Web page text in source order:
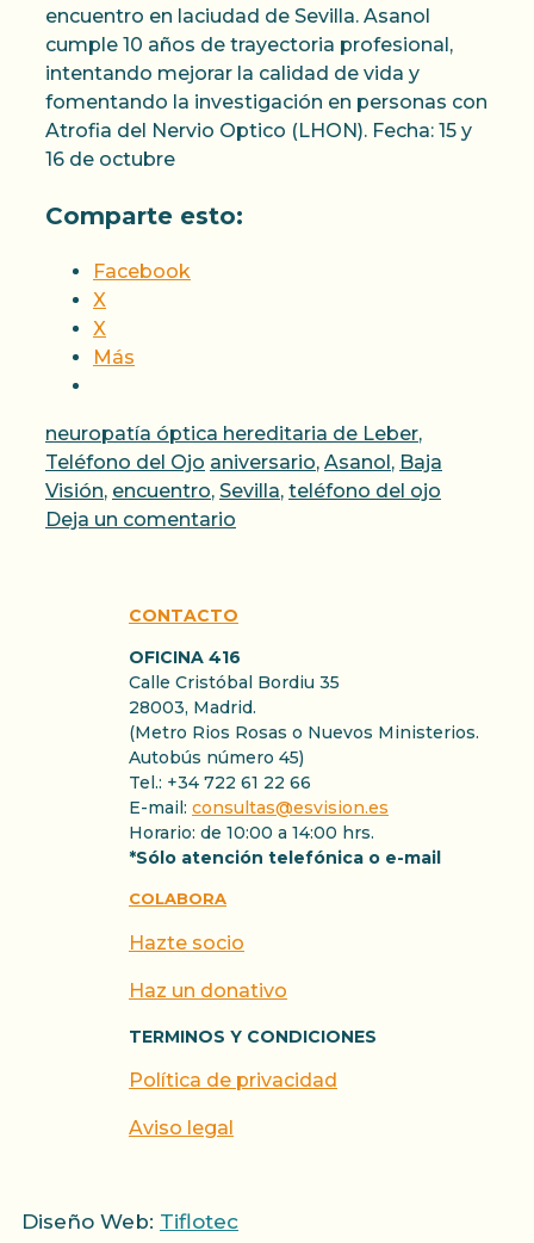
encuentro en laciudad de Sevilla. Asanol
cumple 10 años de trayectoria profesional,
intentando mejorar la calidad de vida y
fomentando la investigación en personas con
Atrofia del Nervio Optico (LHON). Fecha: 15 y
16 de octubre
Comparte esto:
Facebook
X
X
Más
Categorías
neuropatía óptica hereditaria de Leber,
Teléfono del Ojo Etiquetas
aniversario, Asanol, Baja
Visión, encuentro, Sevilla, teléfono del ojo
Deja un comentario
CONTACTO
OFICINA 416
Calle Cristóbal Bordiu 35
28003, Madrid.
(Metro Rios Rosas o Nuevos Ministerios.
Autobús número 45)
Tel.: +34 722 61 22 66
E-mail: consultas@esvision.es
Horario: de 10:00 a 14:00 hrs.
*Sólo atención telefónica o e-mail
COLABORA
Hazte socio
Haz un donativo
TERMINOS Y CONDICIONES
Política de privacidad
Aviso legal
Diseño Web: Tiflotec